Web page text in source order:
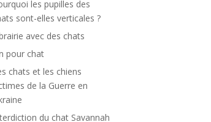
les pupilles des
sont-elles verticales ?
avec des chats
pour chat
chats et les chiens
de la Guerre en
du chat Savannah